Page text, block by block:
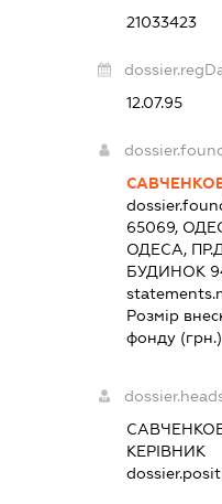
21033423
12.07.95
65069,
ОДЕСА,
БУДИНОК
Розмір
фонду
КЕРІВНИК